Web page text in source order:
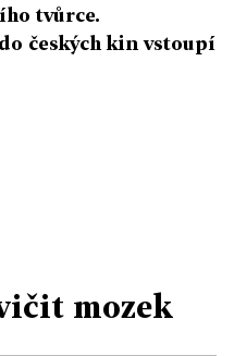
tvůrce.
českých kin vstoupí
mozek